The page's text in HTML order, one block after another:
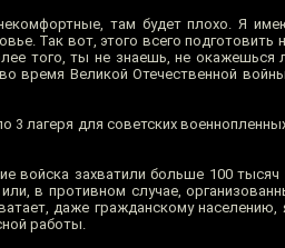
там будет плохо. Я
Так вот, этого всего
того, ты не знаешь, не окажешься
время Великой Отечественной
3 лагеря для советских
войска захватили больше 100
в противном случае,
даже гражданскому
работы.